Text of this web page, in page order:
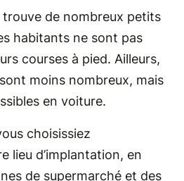
trouve de nombreux petits
habitants ne sont pas
courses à pied. Ailleurs,
moins nombreux, mais
en voiture.
choisissiez
lieu d’implantation, en
de supermarché et des